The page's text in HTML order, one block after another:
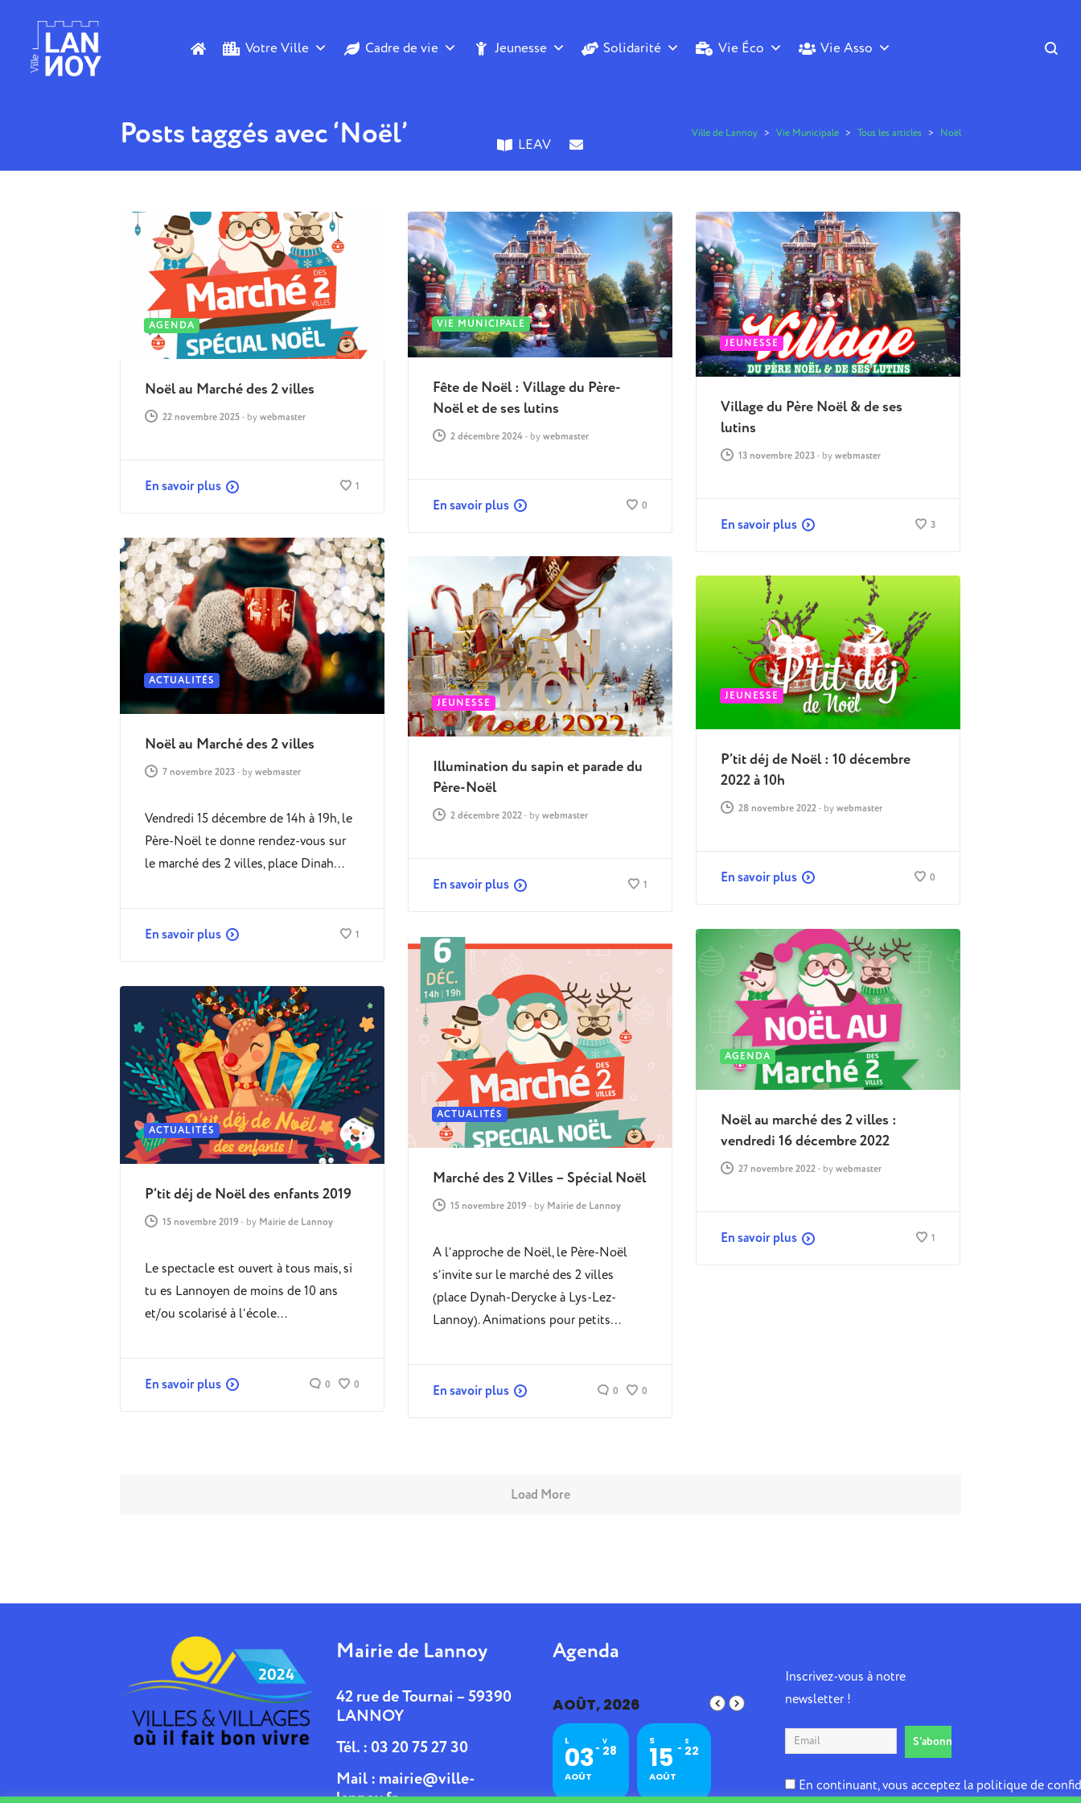
Votre Ville Cadre de vie Jeunesse Solidarité Vie Éco Vie Asso
LEAV
Posts taggés avec ‘Noël’ Ville de Lannoy > Vie Municipale > Tous les articles > Noël
AGENDA
Noël au Marché des 2 villes
22 novembre 2025 - bywebmaster
En savoir plus 1
VIE MUNICIPALE
Fête de Noël : Village du Père-
Noël et de ses lutins
2 décembre 2024 - bywebmaster
En savoir plus 0
JEUNESSE
Village du Père Noël & de ses
lutins
13 novembre 2023 - bywebmaster
En savoir plus 3
ACTUALITÉS
Noël au Marché des 2 villes
7 novembre 2023 - bywebmaster
Vendredi 15 décembre de 14h à 19h, le
Père-Noël te donne rendez-vous sur
le marché des 2 villes, place Dinah…
En savoir plus 1
JEUNESSE
Illumination du sapin et parade du
Père-Noël
2 décembre 2022 - bywebmaster
En savoir plus 1
JEUNESSE
P’tit déj de Noël : 10 décembre
2022 à 10h
28 novembre 2022 - bywebmaster
En savoir plus 0
AGENDA
Noël au marché des 2 villes :
vendredi 16 décembre 2022
27 novembre 2022 - bywebmaster
En savoir plus 1
ACTUALITÉS
Marché des 2 Villes – Spécial Noël
15 novembre 2019 - by Mairie de Lannoy
A l’approche de Noël, le Père-Noël
s’invite sur le marché des 2 villes
(place Dynah-Derycke à Lys-Lez-
Lannoy). Animations pour petits…
En savoir plus 0 0
ACTUALITÉS
P’tit déj de Noël des enfants 2019
15 novembre 2019 - by Mairie de Lannoy
Le spectacle est ouvert à tous mais, si
tu es Lannoyen de moins de 10 ans
et/ou scolarisé à l’école…
En savoir plus 0 0
Load More
Mairie de Lannoy
42 rue de Tournai – 59390
LANNOY
Tél. : 03 20 75 27 30
Mail : mairie@ville-
lannoy.fr
Agenda
AOÛT, 2026
L
03
AOÛT
V
28
S
15
AOÛT
S
22
Inscrivez-vous à notre
newsletter !
En continuant, vous acceptez la politique de